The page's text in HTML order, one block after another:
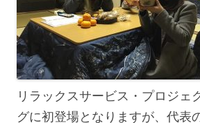
リラックスサービス・プロジェ
グに初登場となりますが、代表